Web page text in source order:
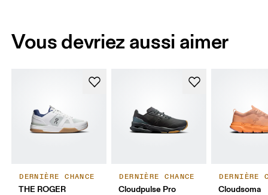
Vous devriez aussi aimer
DERNIÈRE CHANCE
THE ROGER
DERNIÈRE CHANCE
Cloudpulse Pro
DERNIÈRE
Cloudsoma